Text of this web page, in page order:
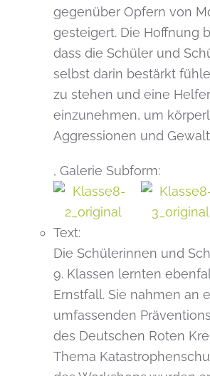
gegenüber Opfern von
gesteigert. Die Hoffnung
dass die Schüler und
selbst darin bestärkt
zu stehen und eine
einzunehmen, um
Aggressionen und
, Galerie Subform:
Text:
Die Schülerinnen und
9. Klassen lernten
Ernstfall. Sie nahmen an
umfassenden
des Deutschen Roten
Thema